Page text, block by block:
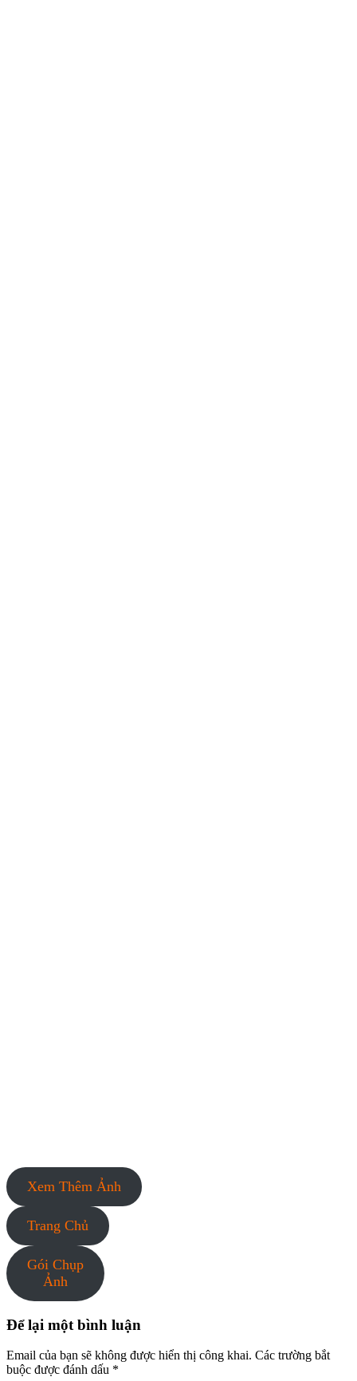
Xem Thêm Ảnh
Trang Chủ
Gói Chụp
Ảnh
Để lại một bình luận
Email của bạn sẽ không được hiển thị công khai. Các trường bắt
buộc được đánh dấu *